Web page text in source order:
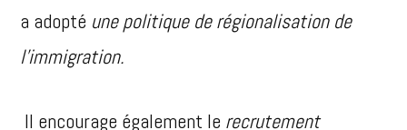
a adopté une politique de régionalisation de
l’immigration.
Il encourage également le recrutement